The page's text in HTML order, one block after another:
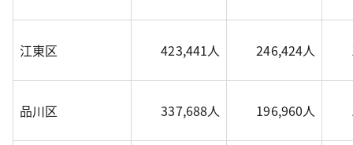
江東区 423,441人 246,424人
品川区 337,688人 196,960人